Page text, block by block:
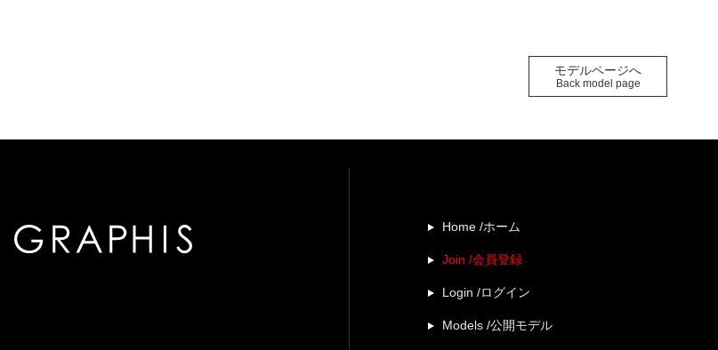
モデルページへ
Back model page
Home /ホーム
Join /会員登録
Login /ログイン
Models /公開モデル